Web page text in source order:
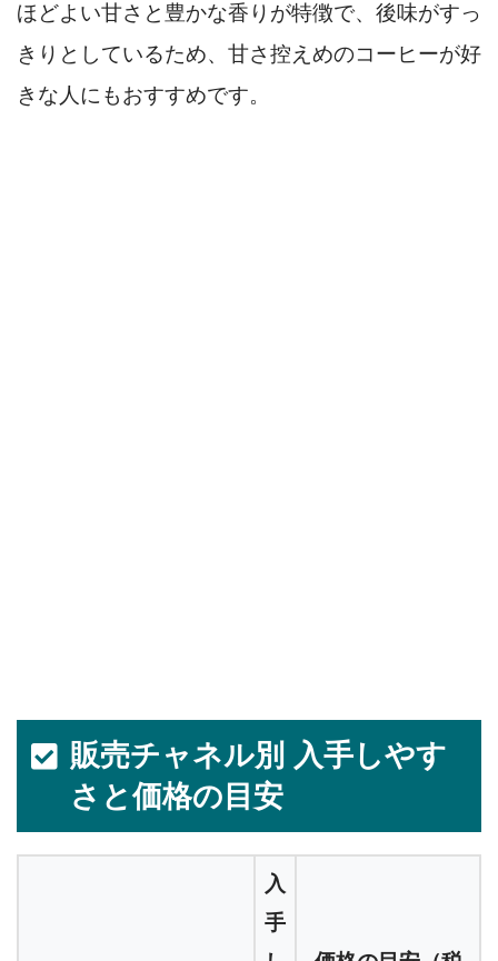
ほどよい甘さと豊かな香りが特徴で、後味がすっ
きりとしているため、甘さ控えめのコーヒーが好
きな人にもおすすめです。
販売チャネル別 入手しやす
さと価格の目安
入
手